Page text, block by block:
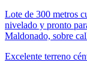
Lote de 300 metros
nivelado y pronto
Maldonado, sobre
Excelente terreno